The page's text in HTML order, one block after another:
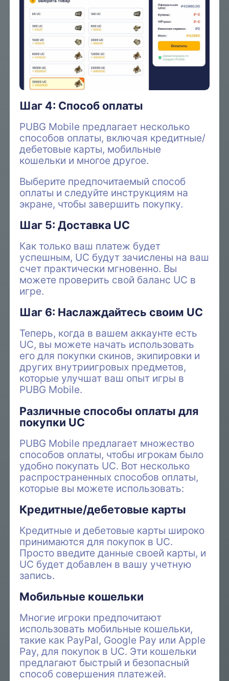
Шаг 4: Способ оплаты
PUBG Mobile предлагает несколько
способов оплаты, включая кредитные/
дебетовые карты, мобильные
кошельки и многое другое.
Выберите предпочитаемый способ
оплаты и следуйте инструкциям на
экране, чтобы завершить покупку.
Шаг 5: Доставка UC
Как только ваш платеж будет
успешным, UC будут зачислены на ваш
счет практически мгновенно. Вы
можете проверить свой баланс UC в
игре.
Шаг 6: Наслаждайтесь своим UC
Теперь, когда в вашем аккаунте есть
UC, вы можете начать использовать
его для покупки скинов, экипировки и
других внутриигровых предметов,
которые улучшат ваш опыт игры в
PUBG Mobile.
Различные способы оплаты для
покупки UC
PUBG Mobile предлагает множество
способов оплаты, чтобы игрокам было
удобно покупать UC. Вот несколько
распространенных способов оплаты,
которые вы можете использовать:
Кредитные/дебетовые карты
Кредитные и дебетовые карты широко
принимаются для покупок в UC.
Просто введите данные своей карты, и
UC будет добавлен в вашу учетную
запись.
Мобильные кошельки
Многие игроки предпочитают
использовать мобильные кошельки,
такие как PayPal, Google Pay или Apple
Pay, для покупок в UC. Эти кошельки
предлагают быстрый и безопасный
способ совершения платежей.